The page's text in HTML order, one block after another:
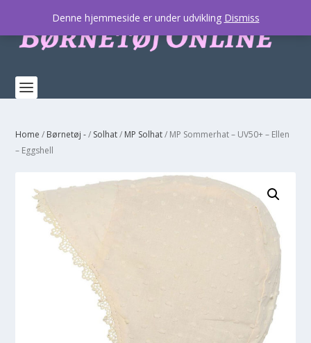
Home / Børnetøj -/ Solhat/ MP Solhat/ MP Sommerhat – UV50+ – Ellen
– Eggshell
Denne hjemmeside er under udvikling Dismiss